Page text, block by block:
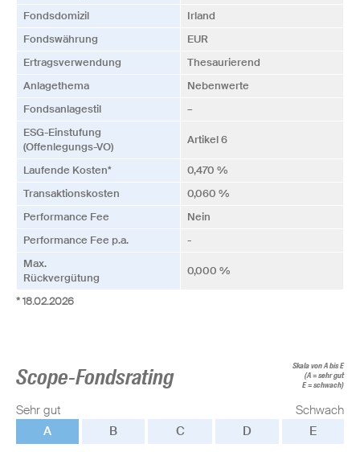
Fonds­domizil
Irland
Fonds­währung
EUR
Ertrags­verwendung
Thesaurierend
Anlagethema
Nebenwerte
Fonds­anlagestil
–
ESG-Einstufung
(Offenlegungs-VO)
Artikel 6
Laufende Kosten*
0,470 %
Transaktionskosten
0,060 %
Performance Fee
Nein
Performance Fee p.a.
-
Max.
Rückvergütung
0,000 %
* 18.02.2026
Scope-Fondsrating
Skala von A bis E
(A = sehr gut
E = schwach)
Sehr gut
Schwach
A
B C D E